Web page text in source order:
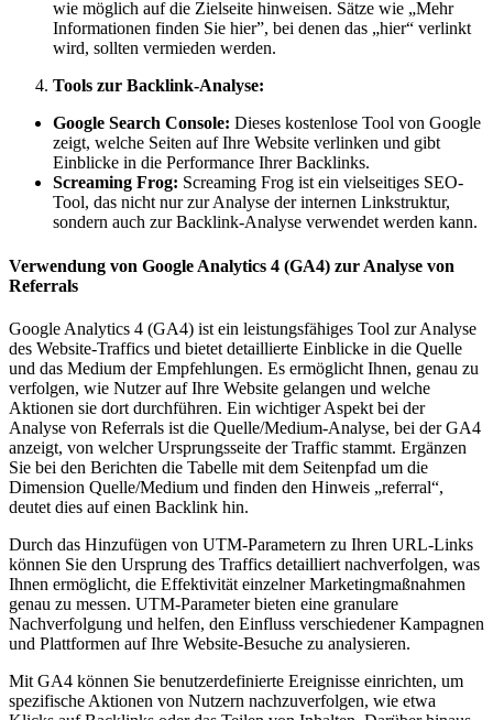
wie möglich auf die Zielseite hinweisen. Sätze wie „Mehr
Informationen finden Sie hier”, bei denen das „hier“ verlinkt
wird, sollten vermieden werden.
Tools zur Backlink-Analyse:
Google Search Console: Dieses kostenlose Tool von Google
zeigt, welche Seiten auf Ihre Website verlinken und gibt
Einblicke in die Performance Ihrer Backlinks.
Screaming Frog: Screaming Frog ist ein vielseitiges SEO-
Tool, das nicht nur zur Analyse der internen Linkstruktur,
sondern auch zur Backlink-Analyse verwendet werden kann.
Verwendung von Google Analytics 4 (GA4) zur Analyse von
Referrals
Google Analytics 4 (GA4) ist ein leistungsfähiges Tool zur Analyse
des Website-Traffics und bietet detaillierte Einblicke in die Quelle
und das Medium der Empfehlungen. Es ermöglicht Ihnen, genau zu
verfolgen, wie Nutzer auf Ihre Website gelangen und welche
Aktionen sie dort durchführen. Ein wichtiger Aspekt bei der
Analyse von Referrals ist die Quelle/Medium-Analyse, bei der GA4
anzeigt, von welcher Ursprungsseite der Traffic stammt. Ergänzen
Sie bei den Berichten die Tabelle mit dem Seitenpfad um die
Dimension Quelle/Medium und finden den Hinweis „referral“,
deutet dies auf einen Backlink hin.
Durch das Hinzufügen von UTM-Parametern zu Ihren URL-Links
können Sie den Ursprung des Traffics detailliert nachverfolgen, was
Ihnen ermöglicht, die Effektivität einzelner Marketingmaßnahmen
genau zu messen. UTM-Parameter bieten eine granulare
Nachverfolgung und helfen, den Einfluss verschiedener Kampagnen
und Plattformen auf Ihre Website-Besuche zu analysieren.
Mit GA4 können Sie benutzerdefinierte Ereignisse einrichten, um
spezifische Aktionen von Nutzern nachzuverfolgen, wie etwa